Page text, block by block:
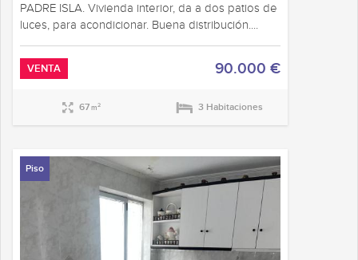
PADRE ISLA. Vivienda interior, da a dos patios de
luces, para acondicionar. Buena distribución....
VENTA 90.000 €
67m2 3 Habitaciones
Piso